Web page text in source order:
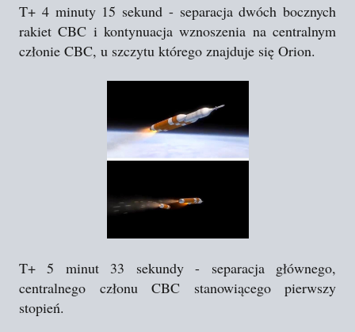
T+ 4 minuty 15 sekund - separacja dwóch bocznych
rakiet CBC i kontynuacja wznoszenia na centralnym
członie CBC, u szczytu którego znajduje się Orion.
T+ 5 minut 33 sekundy - separacja głównego,
centralnego członu CBC stanowiącego pierwszy
stopień.